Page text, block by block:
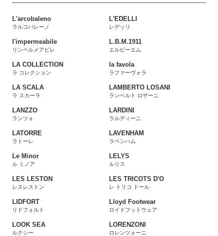
L'arcobaleno
ラルコバレーノ
L'EDELLI
レデッリ
l'impermeabile
リンペルメアビレ
L.B.M.1911
エルビーエム
LA COLLECTION
ラ コレクション
la favola
ラファーヴォラ
LA SCALA
ラ スカーラ
LAMBERTO LOSANI
ランベルト ロザーニ
LANZZO
ランツォ
LARDINI
ラルディーニ
LATORRE
ラトーレ
LAVENHAM
ラベンハム
Le Minor
ル ミノア
LELYS
ルリス
LES LESTON
レスレストン
LES TRICOTS D'O
レ トリコ ドール
LIDFORT
リドフォルト
Lloyd Footwear
ロイドフットウェア
LOOK SEA
ルクシー
LORENZONI
ロレンツォーニ